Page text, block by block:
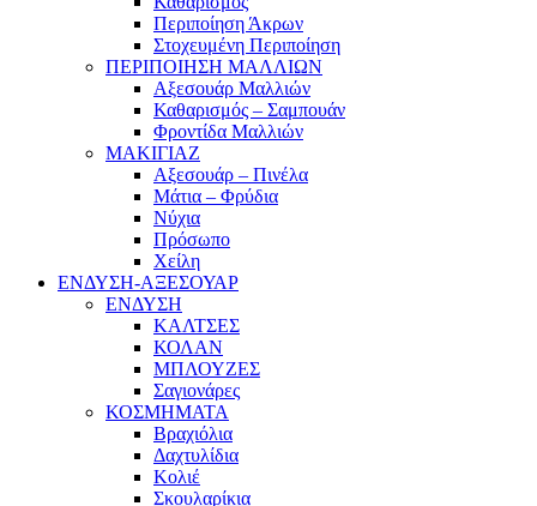
Περιποίηση Άκρων
Στοχευμένη Περιποίηση
ΠΕΡΙΠΟΙΗΣΗ ΜΑΛΛΙΩΝ
Αξεσουάρ Μαλλιών
Καθαρισμός – Σαμπουάν
Φροντίδα Μαλλιών
ΜΑΚΙΓΙΑΖ
Αξεσουάρ – Πινέλα
Μάτια – Φρύδια
Νύχια
Πρόσωπο
Χείλη
ΕΝΔΥΣΗ-ΑΞΕΣΟΥΑΡ
ΕΝΔΥΣΗ
ΚΑΛΤΣΕΣ
ΚΟΛΑΝ
ΜΠΛΟΥΖΕΣ
Σαγιονάρες
ΚΟΣΜΗΜΑΤΑ
Βραχιόλια
Δαχτυλίδια
Κολιέ
Σκουλαρίκια